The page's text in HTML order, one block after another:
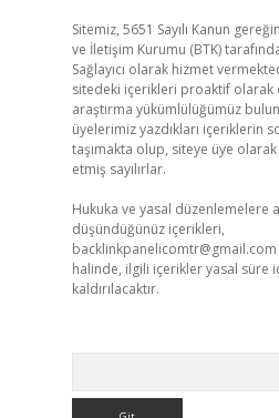
Sitemiz, 5651 Sayılı Kanun
ve İletişim Kurumu (BTK)
Sağlayıcı olarak hizmet
sitedeki içerikleri proaktif olarak
araştırma yükümlülüğümüz
üyelerimiz yazdıkları içeriklerin
taşımakta olup, siteye üye
etmiş sayılırlar.
Hukuka ve yasal düzenlemelere
düşündüğünüz içerikleri,
backlinkpanelicomtr@gmail.com
halinde, ilgili içerikler yasal süre
kaldırılacaktır.